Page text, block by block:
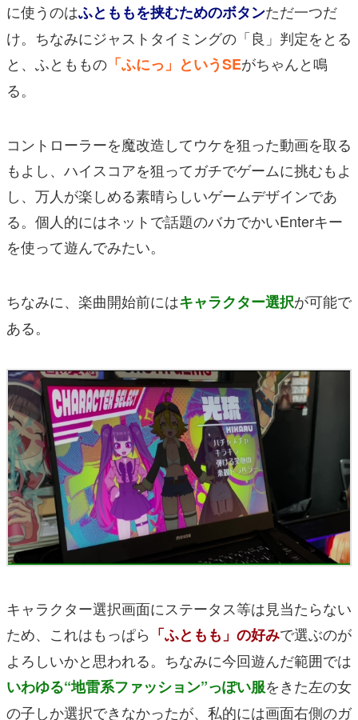
に使うのはふとももを挟むためのボタンただ一つだ
け。ちなみにジャストタイミングの「良」判定をとる
と、ふとももの 「ふにっ」というSEがちゃんと鳴
る。
コントローラーを魔改造してウケを狙った動画を取る
もよし、ハイスコアを狙ってガチでゲームに挑むもよ
し、万人が楽しめる素晴らしいゲームデザインであ
る。個人的にはネットで話題のバカでかいEnterキー
を使って遊んでみたい。
ちなみに、楽曲開始前にはキャラクター選択が可能で
ある。
キャラクター選択画面にステータス等は見当たらない
ため、これはもっぱら 「ふともも」の好みで選ぶのが
よろしいかと思われる。ちなみに今回遊んだ範囲では
いわゆる“地雷系ファッション”っぽい服をきた左の女
の子しか選択できなかったが、私的には画面右側のガ